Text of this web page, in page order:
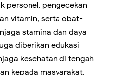
personel, pengecekan
vitamin, serta obat-
stamina dan daya
diberikan edukasi
kesehatan di tengah
kepada masyarakat.